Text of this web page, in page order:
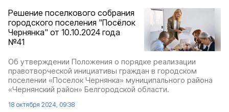
Решение поселкового собрания
городского поселения "Посёлок
Чернянка" от 10.10.2024 года
№41
Об утверждении Положения о порядке реализации
правотворческой инициативы граждан в городском
поселении «Поселок Чернянка» муниципального района
«Чернянский район» Белгородской области.
18 октября 2024, 09:38